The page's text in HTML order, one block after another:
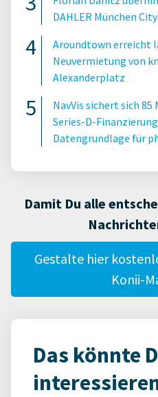
DAHLER München City
Aroundtown erreicht
Neuvermietung von
Alexanderplatz
NavVis sichert sich
Series-D-
Datengrundlage für
Damit Du alle
Gestalte hier
Konii-
Das könnte